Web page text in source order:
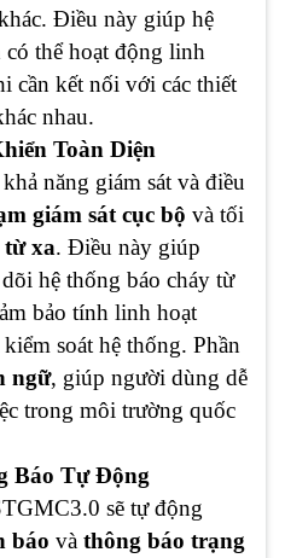
Điều này giúp hệ
có thể hoạt động linh
cần kết nối với các thiết
nhau.
Toàn Diện
năng giám sát và điều
giám sát cục bộ và tối
xa. Điều này giúp
hệ thống báo cháy từ
bảo tính linh hoạt
soát hệ thống. Phần
ngữ, giúp người dùng dễ
trong môi trường quốc
Báo Tự Động
sẽ tự động
báo và thông báo trạng